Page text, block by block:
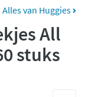
Alles van Huggies
All
stuks